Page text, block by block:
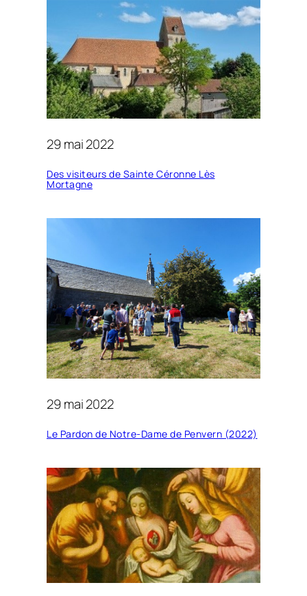
29 mai 2022
Des visiteurs de Sainte Céronne Lès
Mortagne
29 mai 2022
Le Pardon de Notre-Dame de Penvern (2022)